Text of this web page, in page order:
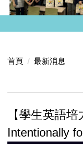
首頁 最新消息
【學生英語
Intentionally